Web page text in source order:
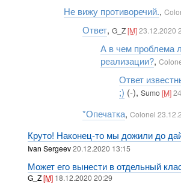
Не вижу противоречий.,
Ответ, G_Z[M]23.12.2020
А в чем проблема
реализации?,
Ответ
;) (-), Sumo[M]
*Опечатка, Colonel
Круто! Наконец-то мы дожили до
Ivan Sergeev20.12.2020 13:15
Может его вынести в отдельный
G_Z[M] 18.12.2020 20:29